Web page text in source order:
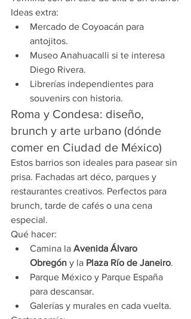
Ideas extra:
Mercado de Coyoacán para
antojitos.
Museo Anahuacalli si te interesa
Diego Rivera.
Librerías independientes para
souvenirs con historia.
Roma y Condesa: diseño,
brunch y arte urbano (dónde
comer en Ciudad de México)
Estos barrios son ideales para pasear sin
prisa. Fachadas art déco, parques y
restaurantes creativos. Perfectos para
brunch, tarde de cafés o una cena
especial.
Qué hacer:
Camina la Avenida Álvaro
Obregón y la Plaza Río de Janeiro.
Parque México y Parque España
para descansar.
Galerías y murales en cada vuelta.